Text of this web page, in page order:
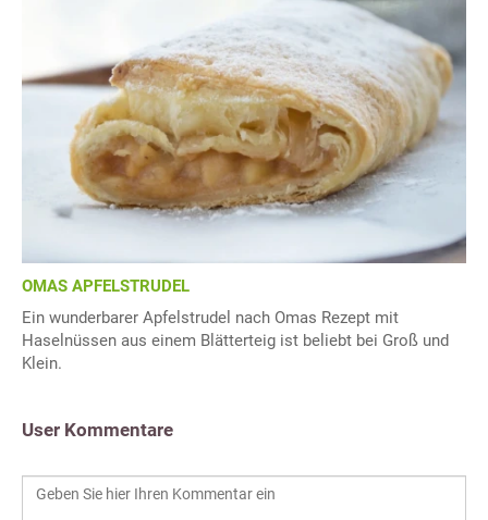
OMAS APFELSTRUDEL
Ein wunderbarer Apfelstrudel nach Omas Rezept mit
Haselnüssen aus einem Blätterteig ist beliebt bei Groß und
Klein.
User Kommentare